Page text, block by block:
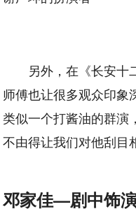
另外，在《长安十
师傅也让很多观众印象
类似一个打酱油的群演
不由得让我们对他刮目
邓家佳—剧中饰